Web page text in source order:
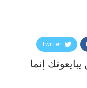
Twitter
البريد الإلكتروني
إنما